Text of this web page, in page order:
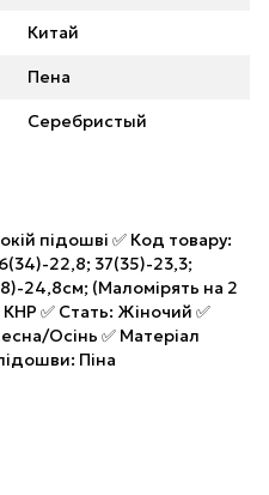
Китай
Пена
Серебристый
підошві ✅ Код товару:
22,8; 37(35)-23,3;
24,8см; (Маломірять на 2
✅ Стать: Жіночий ✅
Осінь ✅ Матеріал
Піна